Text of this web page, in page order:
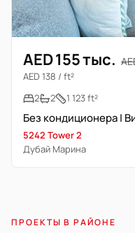
AED 155 тыс.
AED 138 / ft²
2
2 1 123 ft²
Без кондиционера |
5242 Tower 2
Дубай Марина
ПРОЕКТЫ В РАЙОНЕ